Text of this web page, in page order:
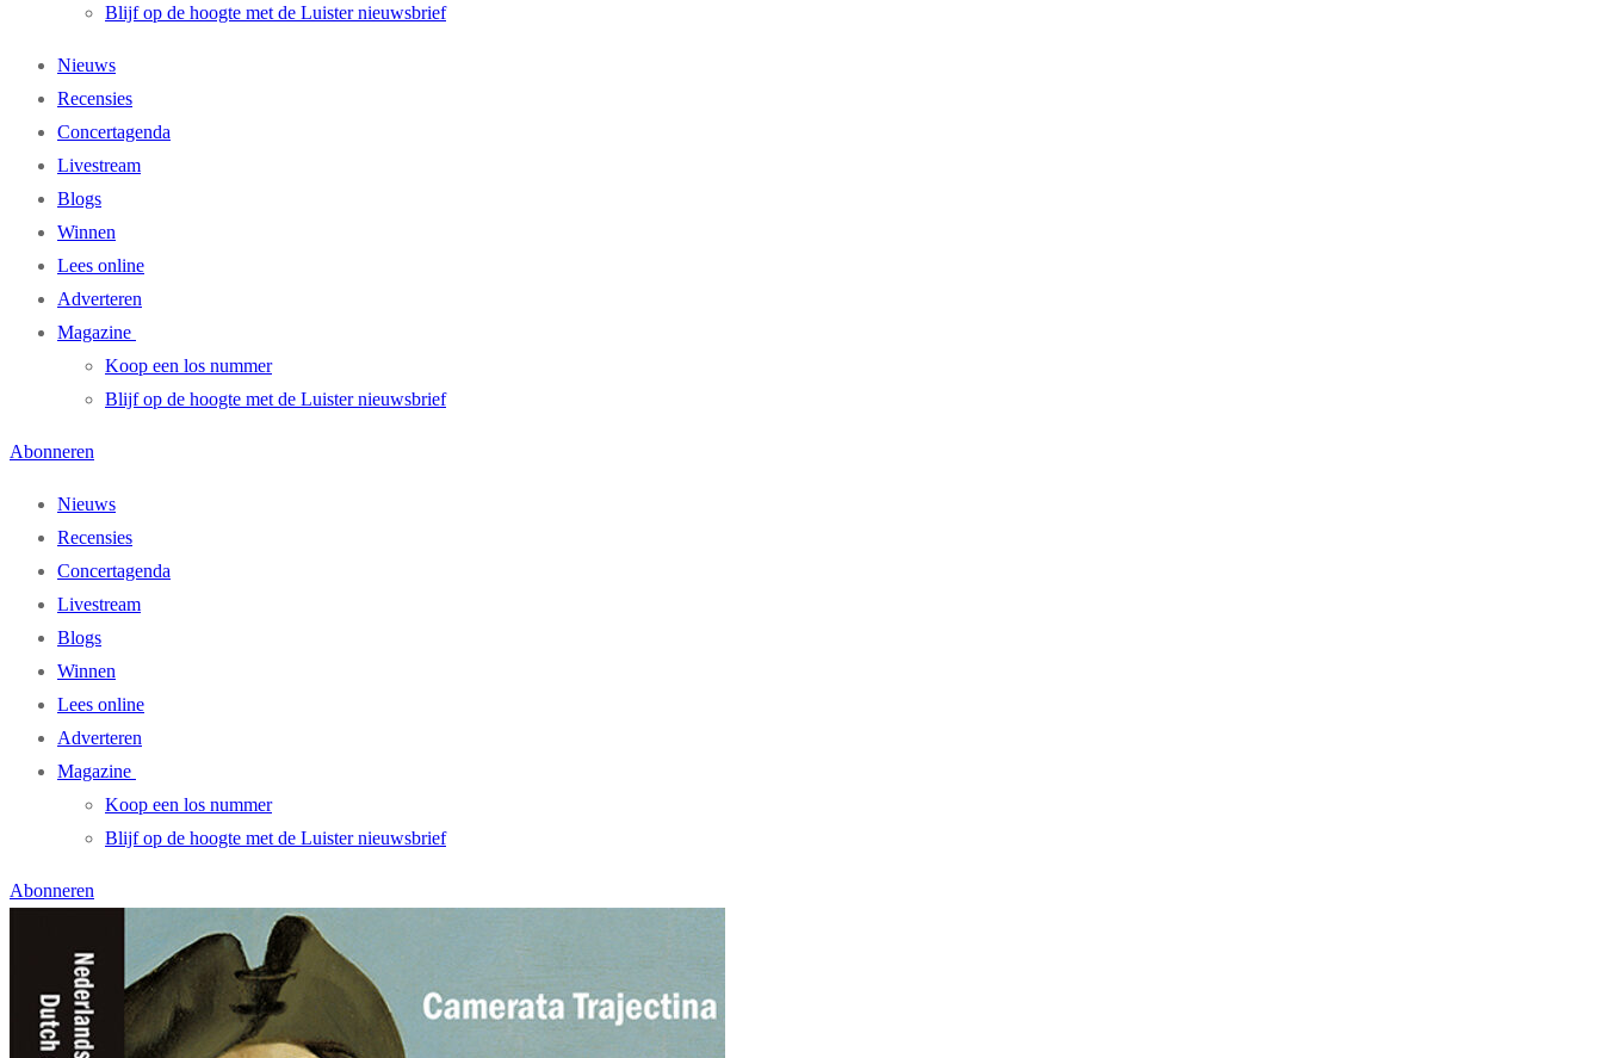
Blijf op de hoogte met de Luister nieuwsbrief
Nieuws
Recensies
Concertagenda
Livestream
Blogs
Winnen
Lees online
Adverteren
Magazine
Koop een los nummer
Blijf op de hoogte met de Luister nieuwsbrief
Abonneren
Nieuws
Recensies
Concertagenda
Livestream
Blogs
Winnen
Lees online
Adverteren
Magazine
Koop een los nummer
Blijf op de hoogte met de Luister nieuwsbrief
Abonneren